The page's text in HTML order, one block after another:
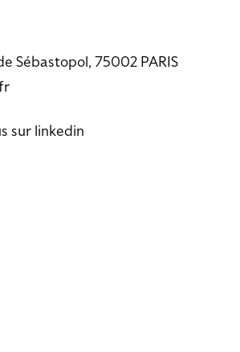
Sébastopol, 75002 PARIS
sur linkedin